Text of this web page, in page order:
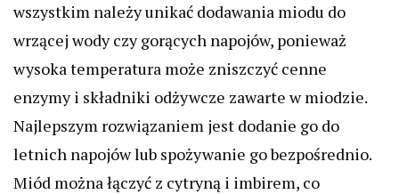
wszystkim należy unikać dodawania miodu do
wrzącej wody czy gorących napojów, ponieważ
wysoka temperatura może zniszczyć cenne
enzymy i składniki odżywcze zawarte w miodzie.
Najlepszym rozwiązaniem jest dodanie go do
letnich napojów lub spożywanie go bezpośrednio.
Miód można łączyć z cytryną i imbirem, co